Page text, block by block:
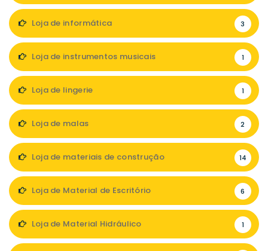
Loja de informática 3
Loja de instrumentos musicais 1
Loja de lingerie 1
Loja de malas 2
Loja de materiais de construção 14
Loja de Material de Escritório 6
Loja de Material Hidráulico 1